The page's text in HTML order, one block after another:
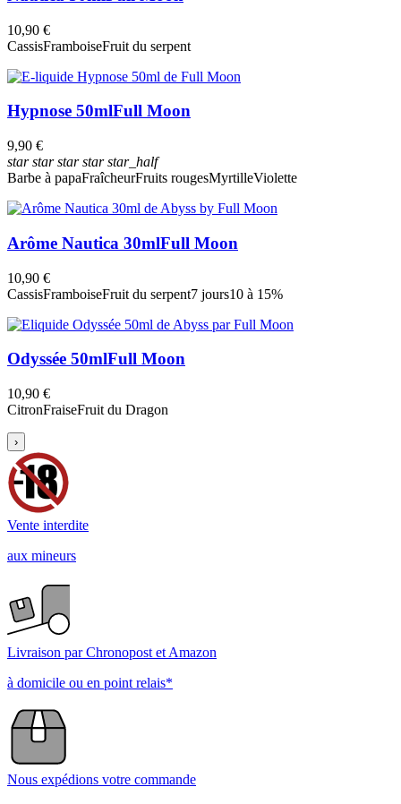
10,90 €
CassisFramboiseFruit du serpent
Hypnose 50mlFull Moon
9,90 €
starstarstarstarstar_half
Barbe à papaFraîcheurFruits rougesMyrtilleViolette
Arôme Nautica 30mlFull Moon
10,90 €
CassisFramboiseFruit du serpent7 jours10 à 15%
Odyssée 50mlFull Moon
10,90 €
CitronFraiseFruit du Dragon
›
Vente interdite
aux mineurs
Livraison par Chronopost et Amazon
à domicile ou en point relais*
Nous expédions votre commande